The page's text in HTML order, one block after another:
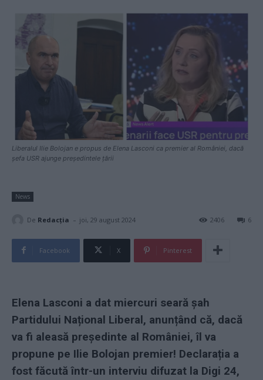
Liberalul Ilie Bolojan e propus de Elena Lasconi ca premier al României, dacă
șefa USR ajunge președintele țării
News
De Redacţia - joi, 29 august 2024 6
2406
Facebook X Pinterest
Elena Lasconi a dat miercuri seară șah
Partidului Național Liberal, anunțând că, dacă
va fi aleasă președinte al României, îl va
propune pe Ilie Bolojan premier! Declarația a
fost făcută într-un interviu difuzat la Digi 24,